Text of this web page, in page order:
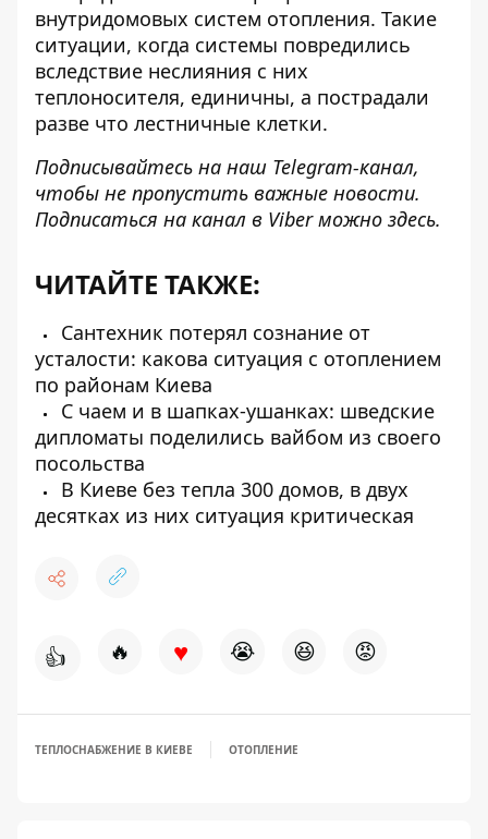
внутридомовых систем отопления. Такие
ситуации, когда системы повредились
вследствие неслияния с них
теплоносителя, единичны, а пострадали
разве что лестничные клетки.
Подписывайтесь на наш Telegram-канал,
чтобы не пропустить важные новости.
Подписаться на канал в Viber можно здесь.
ЧИТАЙТЕ ТАКЖЕ:
Сантехник потерял сознание от
усталости: какова ситуация с отоплением
по районам Киева
С чаем и в шапках-ушанках: шведские
дипломаты поделились вайбом из своего
посольства
В Киеве без тепла 300 домов, в двух
десятках из них ситуация критическая
👍 🔥 ♥ 😭 😆 😡
ТЕПЛОСНАБЖЕНИЕ В КИЕВЕ ОТОПЛЕНИЕ